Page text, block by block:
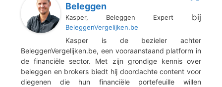
Beleggen
Kasper, Beleggen Expert bij
BeleggenVergelijken.be
Kasper is de bezieler achter
BeleggenVergelijken.be, een vooraanstaand platform in
de financiële sector. Met zijn grondige kennis over
beleggen en brokers biedt hij doordachte content voor
diegenen die hun financiële portefeuille willen